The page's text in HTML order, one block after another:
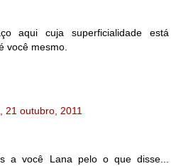
aqui cuja superficialidade está
você mesmo.
21 outubro, 2011
a você Lana pelo o que disse...